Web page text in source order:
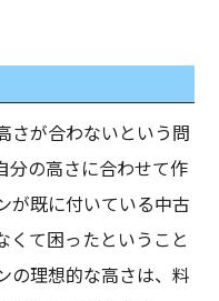
さが合わないという問
分の高さに合わせて作
が既に付いている中古
くて困ったということ
の理想的な高さは、料